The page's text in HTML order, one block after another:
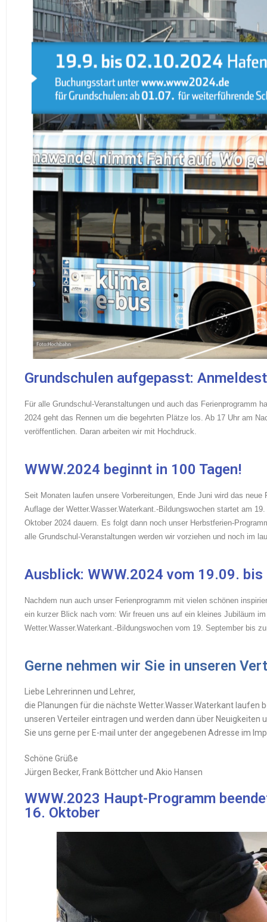
Grundschulen aufgepasst:
Für alle Grundschul-Veranstaltungen und auch das Ferienprogramm
2024 geht das Rennen um die begehrten Plätze los. Ab 17 Uhr am
veröffentlichen. Daran arbeiten wir mit Hochdruck.
WWW.2024 beginnt in 100 Tagen!
Seit Monaten laufen unsere Vorbereitungen, Ende Juni wird das
Auflage der Wetter.Wasser.Waterkant.-Bildungswochen startet am
Oktober 2024 dauern. Es folgt dann noch unser Herbstferien-
alle Grundschul-Veranstaltungen werden wir vorziehen und noch im
Ausblick: WWW.2024 vom 19.09.
Nachdem nun auch unser Ferienprogramm mit vielen schönen
ein kurzer Blick nach vorn: Wir freuen uns auf ein kleines Jubiläum
Wetter.Wasser.Waterkant.-Bildungswochen vom 19. September bis
Gerne nehmen wir Sie in unseren
Liebe Lehrerinnen und Lehrer,
die Planungen für die nächste Wetter.Wasser.Waterkant laufen
unseren Verteiler eintragen und werden dann über
Sie uns gerne per E-mail unter der angegebenen Adresse im
Schöne Grüße
Jürgen Becker, Frank Böttcher und Akio Hansen
WWW.2023 Haupt-Programm
16. Oktober